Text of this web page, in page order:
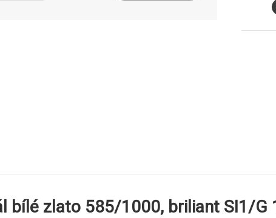
bílé zlato 585/1000, briliant SI1/G